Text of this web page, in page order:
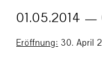
01.05.2014 —
Eröffnung: 30. April